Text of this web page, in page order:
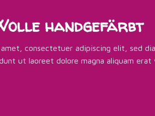
handgefärbt
consectetuer adipiscing elit, sed
ut laoreet dolore magna aliquam erat